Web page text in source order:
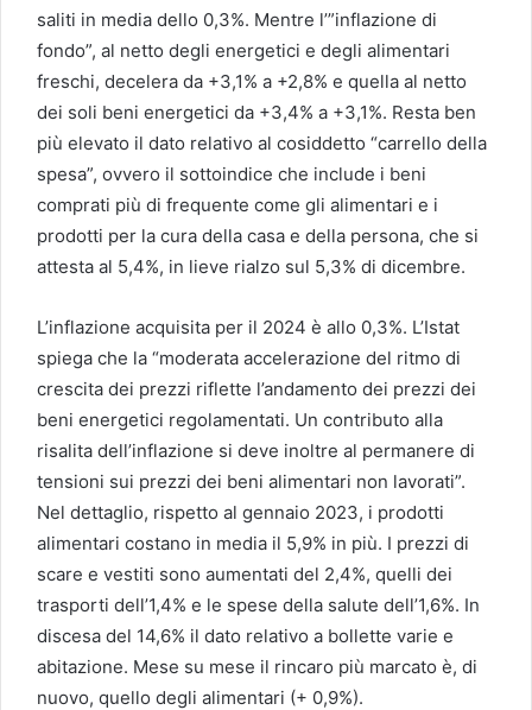
saliti in media dello 0,3%. Mentre l’”inflazione di
fondo”, al netto degli energetici e degli alimentari
freschi, decelera da +3,1% a +2,8% e quella al netto
dei soli beni energetici da +3,4% a +3,1%. Resta ben
più elevato il dato relativo al cosiddetto “carrello della
spesa”, ovvero il sottoindice che include i beni
comprati più di frequente come gli alimentari e i
prodotti per la cura della casa e della persona, che si
attesta al 5,4%, in lieve rialzo sul 5,3% di dicembre.
L’inflazione acquisita per il 2024 è allo 0,3%. L’Istat
spiega che la “moderata accelerazione del ritmo di
crescita dei prezzi riflette l’andamento dei prezzi dei
beni energetici regolamentati. Un contributo alla
risalita dell’inflazione si deve inoltre al permanere di
tensioni sui prezzi dei beni alimentari non lavorati”.
Nel dettaglio, rispetto al gennaio 2023, i prodotti
alimentari costano in media il 5,9% in più. I prezzi di
scare e vestiti sono aumentati del 2,4%, quelli dei
trasporti dell’1,4% e le spese della salute dell’1,6%. In
discesa del 14,6% il dato relativo a bollette varie e
abitazione. Mese su mese il rincaro più marcato è, di
nuovo, quello degli alimentari (+ 0,9%).